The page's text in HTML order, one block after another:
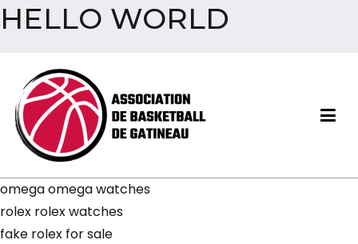
HELLO WORLD
contenu
Association de basketball
de Gatineau
omega omega watches
rolex rolex watches
fake rolex for sale